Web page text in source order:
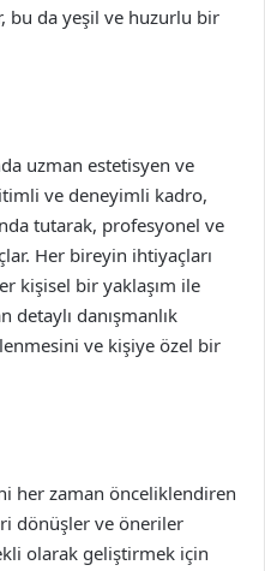
bu da yeşil ve huzurlu bir
uzman estetisyen ve
ve deneyimli kadro,
tutarak, profesyonel ve
Her bireyin ihtiyaçları
kişisel bir yaklaşım ile
detaylı danışmanlık
ve kişiye özel bir
her zaman önceliklendiren
dönüşler ve öneriler
olarak geliştirmek için